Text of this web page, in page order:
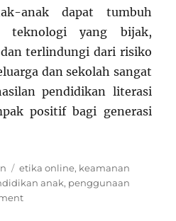
anak dapat tumbuh
teknologi yang bijak,
terlindungi dari risiko
dan sekolah sangat
pendidikan literasi
positif bagi generasi
Tags
etika online, keamanan
anak, penggunaan
on